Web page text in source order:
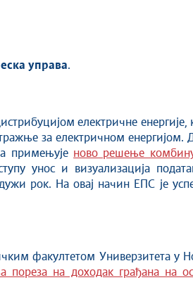
управа.
електричне енергије,
за електричном енергијом.
примењује ново решење
унос и визуализација
рок. На овај начин ЕПС је
факултетом Универзитета у
пореза на доходак грађана на